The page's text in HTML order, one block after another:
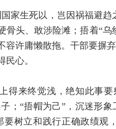
国家生死以，岂因祸福避趋
头、敢涉险滩；捂着“乌
许庸懒散拖。干部要摒
心。
得来终觉浅，绝知此事
；“捂帽为己”，沉迷形
树立和践行正确政绩观